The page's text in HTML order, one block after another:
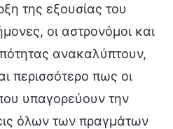
της εξουσίας του
οι αστρονόμοι και
ανακαλύπτουν,
περισσότερο πως οι
υπαγορεύουν την
όλων των πραγμάτων